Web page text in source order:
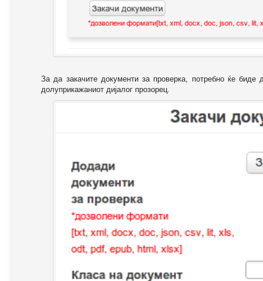
За да закачите документи за проверка, потребно ќе биде
долуприкажаниот дијалог прозорец.